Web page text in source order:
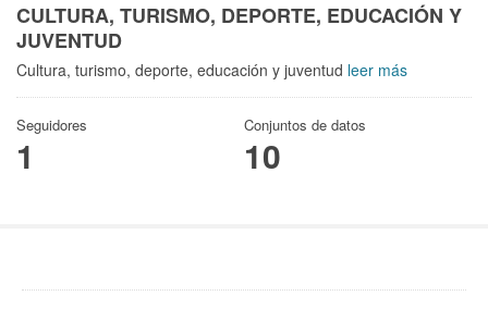
CULTURA, TURISMO, DEPORTE, EDUCACIÓN Y
JUVENTUD
Cultura, turismo, deporte, educación y juventud leer más
Seguidores
1
Conjuntos de datos
10